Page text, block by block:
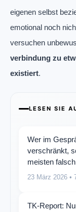
eigenen selbst
emotional noch
versuchen
verbindung zu
existiert.
LESEN SIE
Wer im
verschränkt,
meisten
23 März 2026 •
TK-Report: